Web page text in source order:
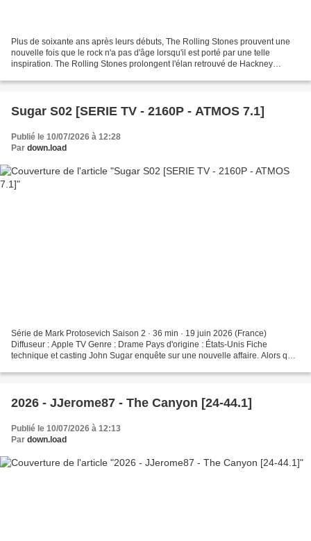
Plus de soixante ans après leurs débuts, The Rolling Stones prouvent une
nouvelle fois que le rock n'a pas d'âge lorsqu'il est porté par une telle
inspiration. The Rolling Stones prolongent l'élan retrouvé de Hackney
Sugar S02 [SERIE TV - 2160P - ATMOS 7.1]
Publié le 10/07/2026 à 12:28
Par down.load
Série de Mark Protosevich Saison 2 · 36 min · 19 juin 2026 (France)
Diffuseur : Apple TV Genre : Drame Pays d'origine : États-Unis Fiche
technique et casting John Sugar enquête sur une nouvelle affaire. Alors qu’il
2026 - JJerome87 - The Canyon [24-44.1]
Publié le 10/07/2026 à 12:13
Par down.load